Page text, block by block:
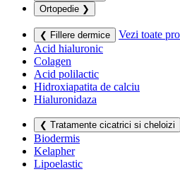
Ortopedie ❯
❮ Fillere dermice
Vezi toate
Acid hialuronic
Colagen
Acid polilactic
Hidroxiapatita de calciu
Hialuronidaza
❮ Tratamente cicatrici si cheloizi
Biodermis
Kelapher
Lipoelastic